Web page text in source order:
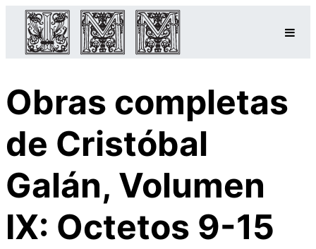
Obras completas
de Cristóbal
Galán, Volumen
IX: Octetos 9-15